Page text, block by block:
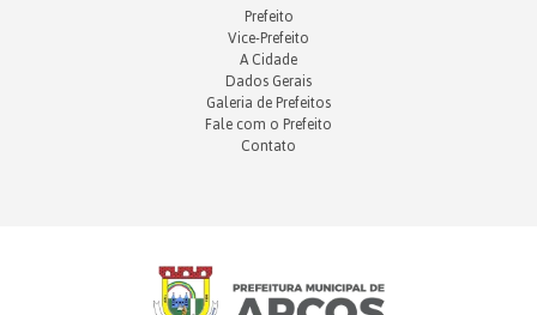
Prefeito
Vice-Prefeito
A Cidade
Dados Gerais
Galeria de Prefeitos
Fale com o Prefeito
Contato